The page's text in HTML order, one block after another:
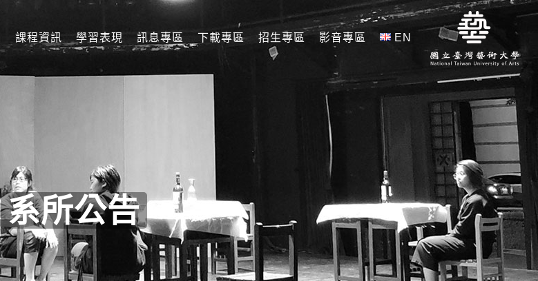
課程資訊 學習表現 訊息專區 下載專區 招生專區 影音專區 EN
系所公告